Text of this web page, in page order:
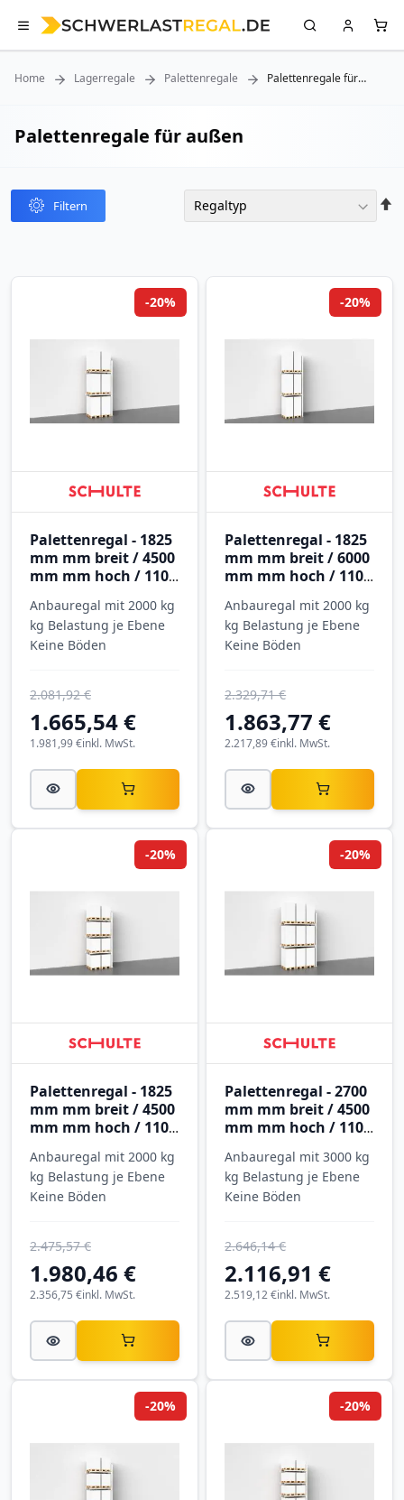
Home Lagerregale Palettenregale
Palettenregale für
Palettenregale für außen
In
Palettenregal - 1825
mm mm breit / 4500
mm mm hoch / 1100
Ebenen
Anbauregal mit 2000 kg
kg Belastung je Ebene
Keine Böden
1.665,54 €
2.081,92 €
-20%
inkl. MwSt.
1.981,99 €
Palettenregal - 1825
mm mm breit / 6000
mm mm hoch / 1100
Ebenen
Anbauregal mit 2000 kg
kg Belastung je Ebene
Keine Böden
1.863,77 €
2.329,71 €
-20%
inkl. MwSt.
2.217,89 €
Palettenregal - 1825
mm mm breit / 4500
mm mm hoch / 1100
Ebenen
Anbauregal mit 2000 kg
kg Belastung je Ebene
Keine Böden
1.980,46 €
2.475,57 €
-20%
inkl. MwSt.
2.356,75 €
Palettenregal - 2700
mm mm breit / 4500
mm mm hoch / 1100
Ebenen
Anbauregal mit 3000 kg
kg Belastung je Ebene
Keine Böden
2.116,91 €
2.646,14 €
-20%
inkl. MwSt.
2.519,12 €
-20% -20%
Filtern